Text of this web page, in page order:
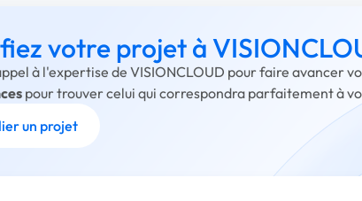
votre projet à
à l'expertise de VISIONCLOUD pour faire avancer
pour trouver celui qui correspondra parfaitement à
un projet